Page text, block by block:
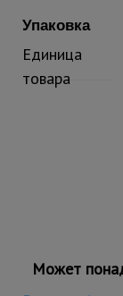
Упаковка
Единица
товара
Может